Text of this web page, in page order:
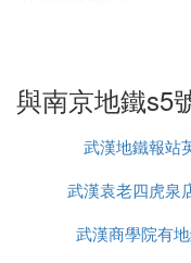
南京地鐵5號線是南
地鐵5號線途徑鼓樓
華門站轉南，進入
線路總長37.199公
站，列車採用6節
建設前期准備中，
與南京地鐵s5
武漢地鐵報站
武漢袁老四虎泉
鐵站哪裡
武漢商學院有